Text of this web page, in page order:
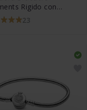
Rigido con
a Cuore - 596268
23